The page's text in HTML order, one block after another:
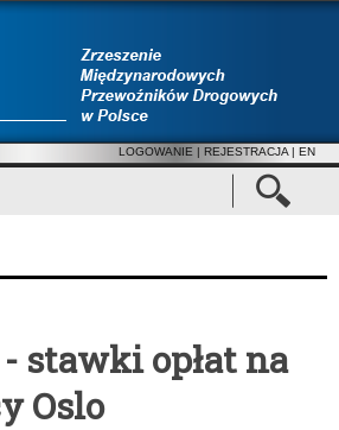
LOGOWANIE | REJESTRACJA | EN
stawki opłat na
Oslo